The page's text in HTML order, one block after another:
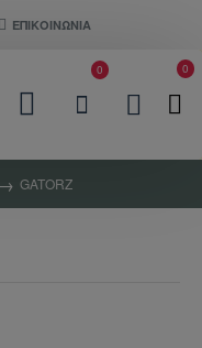
ΕΠΙΚΟΙΝΩΝΊΑ
0 0
GATORZ